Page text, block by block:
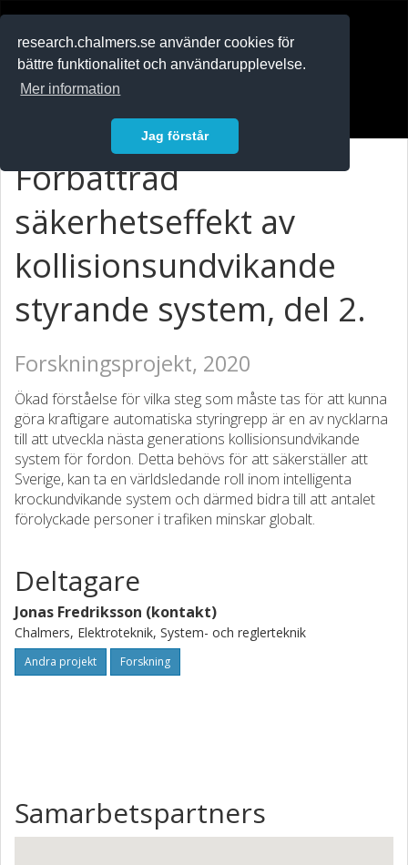
research.chalmers.se använder cookies för
bättre funktionalitet och användarupplevelse.
Mer information
Jag förstår
Förbättrad
säkerhetseffekt av
kollisionsundvikande
styrande system, del 2.
Forskningsprojekt, 2020
Ökad förståelse för vilka steg som måste tas för att kunna
göra kraftigare automatiska styringrepp är en av nycklarna
till att utveckla nästa generations kollisionsundvikande
system för fordon. Detta behövs för att säkerställer att
Sverige, kan ta en världsledande roll inom intelligenta
krockundvikande system och därmed bidra till att antalet
förolyckade personer i trafiken minskar globalt.
Deltagare
Jonas Fredriksson (kontakt)
Chalmers, Elektroteknik, System- och reglerteknik
Andra projekt Forskning
Samarbetspartners